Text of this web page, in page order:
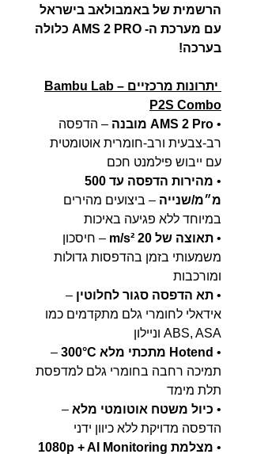
הרשמית של באמבולאב בישראל
עם מערכת ה- AMS 2 PRO כלולה
בערכה!
יתרונות מרכזיים – Bambu Lab
P2S Combo
• AMS 2 Pro מובנה
– הדפסה
רב-צבעית ורב-חומרית אוטומטית
עם ייבוש פילמנט חכם
•
מהירות הדפסה עד 500
מ״מ/שנייה – ביצועים מהירים
במיוחד ללא פגיעה באיכות
• תאוצה של 20 m/s²
– חיסכון
משמעותי בזמן בהדפסות גדולות
ומורכבות
• תא הדפסה סגור לחלוטין –
אידאלי לחומרי גלם מתקדמים כמו
ABS, ASA וניילון
• Hotend מתכתי מלא 300°C
–
תמיכה רחבה בחומרי גלם למדפסת
תלת מימד
• כיול משטח אוטומטי מלא –
הדפסה מדויקת ללא כיוון ידני
• מצלמת 1080p + AI Monitoring